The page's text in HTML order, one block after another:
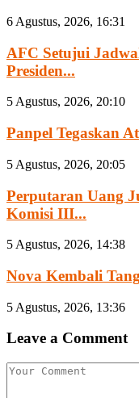
6 Agustus, 2026, 16:31
AFC Setujui
Presiden...
5 Agustus, 2026, 20:10
Panpel Tegaskan
5 Agustus, 2026, 20:05
Perputaran Uang
Komisi III...
5 Agustus, 2026, 14:38
Nova Kembali
5 Agustus, 2026, 13:36
Leave a Comment